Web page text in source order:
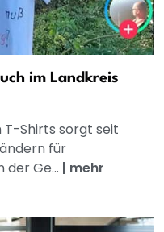
im Landkreis
Shirts sorgt seit
für
Ge... | mehr